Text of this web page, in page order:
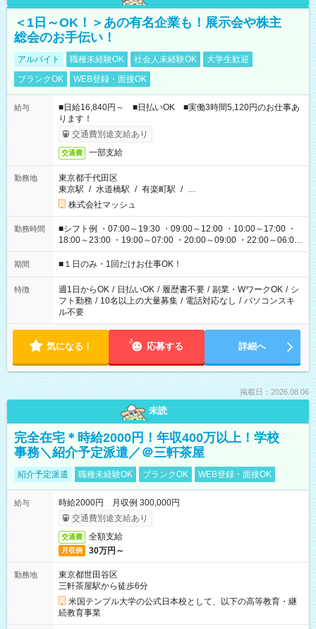
＜1日～OK！＞あの有名企業も！展示会や株主
総会のお手伝い！
アルバイト 職種未経験OK 社会人未経験OK
大学生歓迎
ブランクOK
WEB登録・面接OK
給与
■日給16,840円～ ■日払いOK ■実働3時間5,120円のお仕事あ
ります！
交通費別途支給あり
交通費 一部支給
勤務地
東京都千代田区
東京駅 / 水道橋駅 / 有楽町駅 / …
株式会社マッシュ
勤務時間
■シフト例 ・07:00～19:30 ・09:00～12:00 ・10:00～17:00 ・
18:00～23:00 ・19:00～07:00 ・20:00～09:00 ・22:00～06:00
etc ★最短で3時間で5,120円のお仕事から 15時間で2万円近く稼
げるお仕事も！ ご希望のお時間に合わせてご紹介！ ※シフトは
ください！
期間 ■１日のみ・1回だけお仕事OK！
特徴 週1日からOK / 日払いOK / 履歴書不要 / 副業・WワークOK / シ
フト勤務 / 10名以上の大量募集 / 電話対応なし / パソコンスキ
ル不要
気になる！ 応募する 詳細へ
掲載日：2026.08.06
未読
完全在宅＊時給2000円！年収400万以上！学校
事務＼紹介予定派遣／＠三軒茶屋
紹介予定派遣 職種未経験OK ブランクOK WEB登録・面接OK
給与
時給2000円 月収例 300,000円
交通費別途支給あり
交通費 全額支給
月収例 30万円～
勤務地
東京都世田谷区
三軒茶屋駅から徒歩6分
米国テンプル大学の公式日本校として、以下の高等教育・継
続教育事業